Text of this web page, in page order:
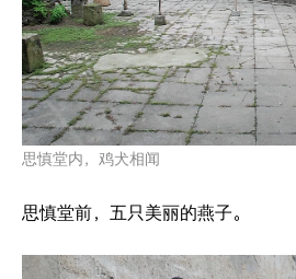
思慎堂内，鸡犬相闻
思慎堂前，五只美丽的燕子。